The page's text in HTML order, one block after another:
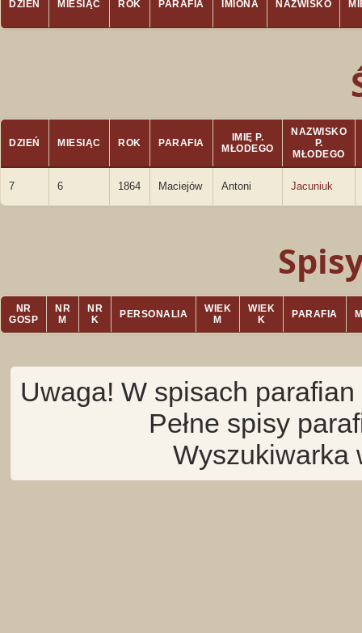
DZIEŃ MIESIĄC ROK PARAFIA IMIONA NAZWISKO
DZIEŃ MIESIĄC ROK PARAFIA
IMIĘ P.
MŁODEGO
NAZWISKO
P.
MŁODEGO
7 6 1864 Maciejów Antoni Jacuniuk
NR
GOSP
NR
M
NR
K
PERSONALIA
WIEK
M
WIEK
K
PARAFIA
Uwaga! W spisach
Pełne spisy
Wyszukiwarka